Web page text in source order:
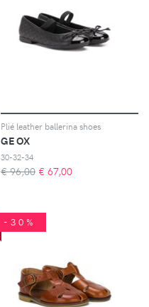
Plié leather ballerina shoes
GEOX
30-32-34
€ 96,00 € 67,00
-30%